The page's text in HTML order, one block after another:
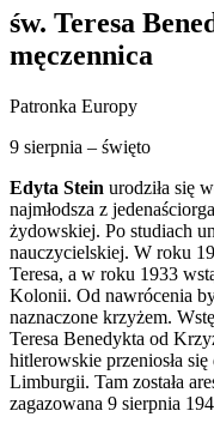
św. Teresa
męczennica
Patronka Europy
9 sierpnia – święto
Edyta Stein urodziła się
najmłodsza z
żydowskiej. Po studiach
nauczycielskiej. W roku
Teresa, a w roku 1933
Kolonii. Od nawrócenia
naznaczone krzyżem.
Teresa Benedykta od
hitlerowskie przeniosła się
Limburgii. Tam została
zagazowana 9 sierpnia